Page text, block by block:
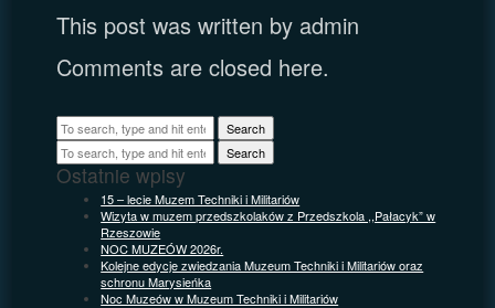
This post was written by admin
Comments are closed here.
Search
Search
Ostatnie wpisy
15 – lecie Muzem Techniki i Militariów
Wizyta w muzem przedszkolaków z Przedszkola ,,Pałacyk” w
Rzeszowie
NOC MUZEÓW 2026r.
Kolejne edycje zwiedzania Muzeum Techniki i Militariów oraz
schronu Marysieńka
Noc Muzeów w Muzeum Techniki i Militariów